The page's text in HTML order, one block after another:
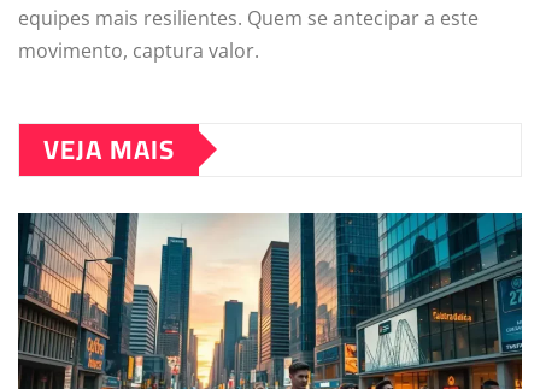
equipes mais resilientes. Quem se antecipar a este
movimento, captura valor.
VEJA MAIS